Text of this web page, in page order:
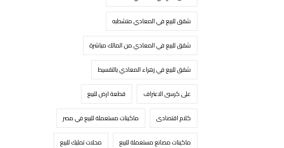
شقق للبيع في المعادي متشطبه
شقق للبيع في المعادي من المالك مباشرة
شقق للبيع في زهراء المعادي بالتقسيط
على كرسى الاعتراف قطعة ارض للبيع
كلام اقتصادى ماكينات مستعملة للبيع في مصر
ماكينات مصانع مستعملة للبيع محلات تمليك للبيع